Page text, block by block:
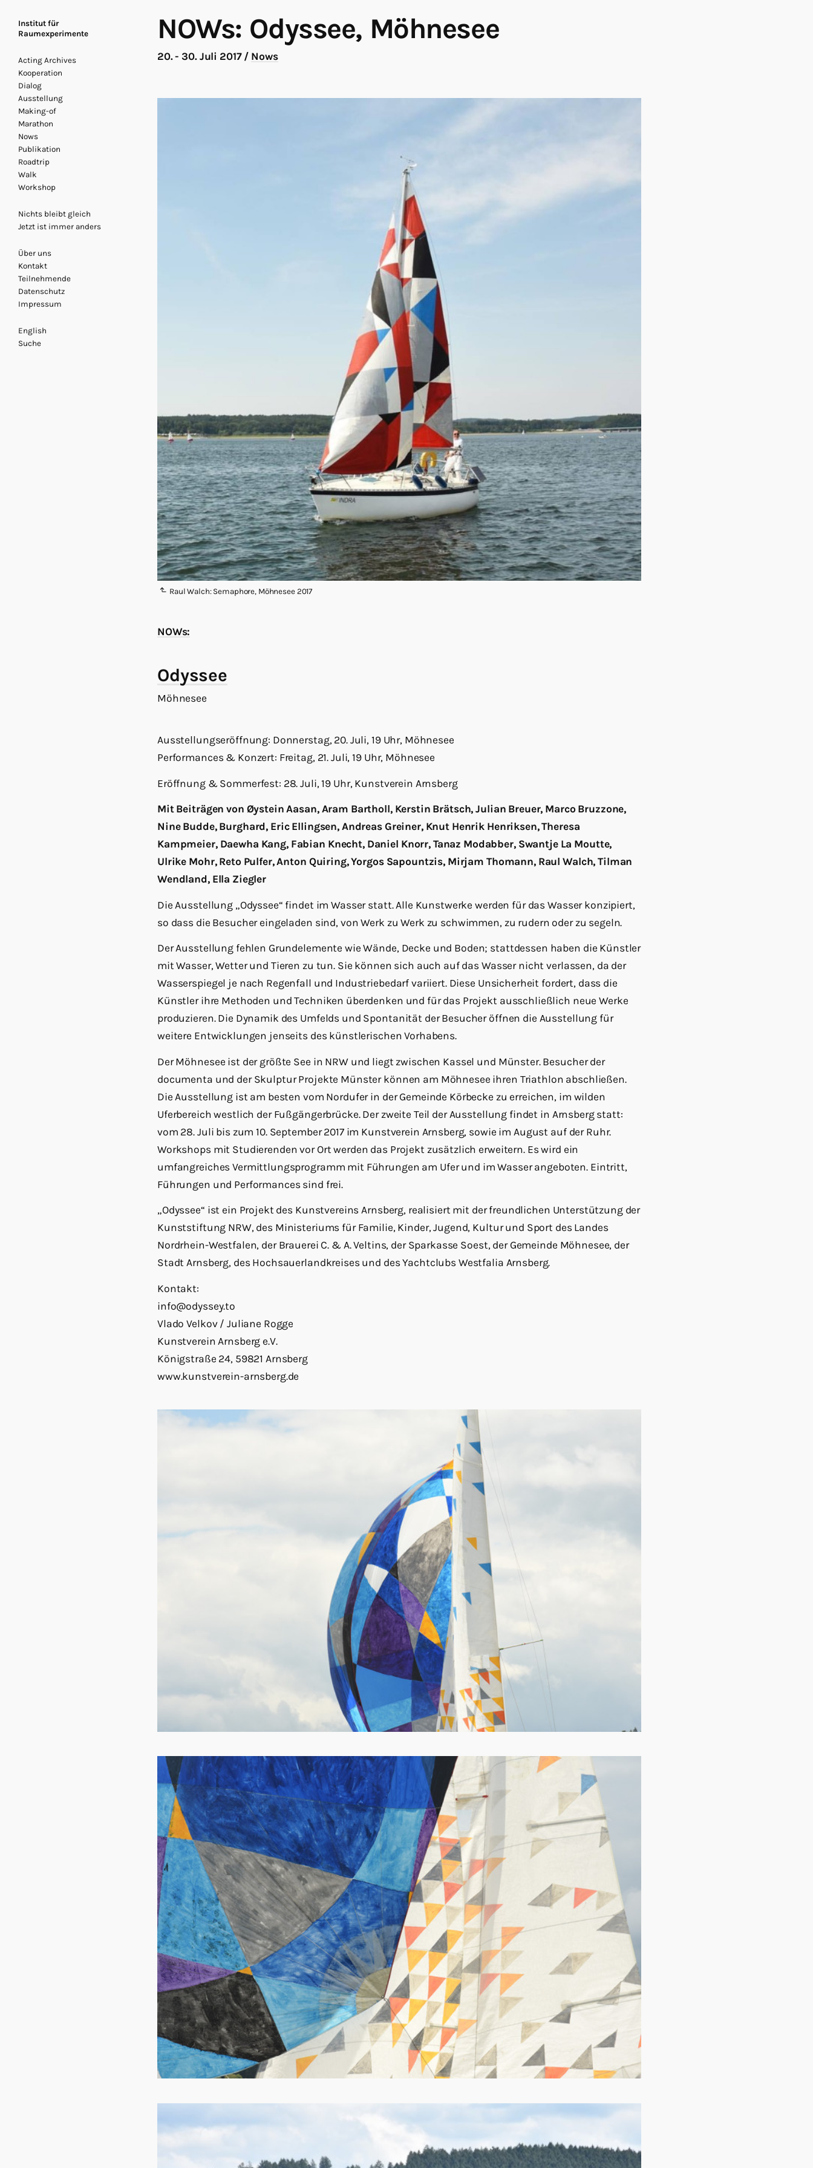
Institut für
Raumexperimente
Acting Archives
Kooperation
Dialog
Ausstellung
Making-of
Marathon
Nows
Publikation
Roadtrip
Walk
Workshop
Nichts bleibt gleich
Jetzt ist immer anders
Über uns
Kontakt
Teilnehmende
Datenschutz
Impressum
English
Suche
NOWs: Odyssee, Möhnesee
20. - 30. Juli 2017 / Nows
Raul Walch: Semaphore, Möhnesee 2017
NOWs:
Odyssee
Möhnesee
Ausstellungseröffnung: Donnerstag, 20. Juli, 19 Uhr, Möhnesee
Performances & Konzert: Freitag, 21. Juli, 19 Uhr, Möhnesee
Eröffnung & Sommerfest: 28. Juli, 19 Uhr, Kunstverein Arnsberg
Mit Beiträgen von Øystein Aasan, Aram Bartholl, Kerstin Brätsch, Julian Breuer, Marco Bruzzone,
Nine Budde, Burghard, Eric Ellingsen, Andreas Greiner, Knut Henrik Henriksen, Theresa
Kampmeier, Daewha Kang, Fabian Knecht, Daniel Knorr, Tanaz Modabber, Swantje La Moutte,
Ulrike Mohr, Reto Pulfer, Anton Quiring, Yorgos Sapountzis, Mirjam Thomann, Raul Walch, Tilman
Wendland, Ella Ziegler
Die Ausstellung „Odyssee“ findet im Wasser statt. Alle Kunstwerke werden für das Wasser konzipiert,
so dass die Besucher eingeladen sind, von Werk zu Werk zu schwimmen, zu rudern oder zu segeln.
Der Ausstellung fehlen Grundelemente wie Wände, Decke und Boden; stattdessen haben die Künstler
mit Wasser, Wetter und Tieren zu tun. Sie können sich auch auf das Wasser nicht verlassen, da der
Wasserspiegel je nach Regenfall und Industriebedarf variiert. Diese Unsicherheit fordert, dass die
Künstler ihre Methoden und Techniken überdenken und für das Projekt ausschließlich neue Werke
produzieren. Die Dynamik des Umfelds und Spontanität der Besucher öffnen die Ausstellung für
weitere Entwicklungen jenseits des künstlerischen Vorhabens.
Der Möhnesee ist der größte See in NRW und liegt zwischen Kassel und Münster. Besucher der
documenta und der Skulptur Projekte Münster können am Möhnesee ihren Triathlon abschließen.
Die Ausstellung ist am besten vom Nordufer in der Gemeinde Körbecke zu erreichen, im wilden
Uferbereich westlich der Fußgängerbrücke. Der zweite Teil der Ausstellung findet in Arnsberg statt:
vom 28. Juli bis zum 10. September 2017 im Kunstverein Arnsberg, sowie im August auf der Ruhr.
Workshops mit Studierenden vor Ort werden das Projekt zusätzlich erweitern. Es wird ein
umfangreiches Vermittlungsprogramm mit Führungen am Ufer und im Wasser angeboten. Eintritt,
Führungen und Performances sind frei.
„Odyssee“ ist ein Projekt des Kunstvereins Arnsberg, realisiert mit der freundlichen Unterstützung der
Kunststiftung NRW, des Ministeriums für Familie, Kinder, Jugend, Kultur und Sport des Landes
Nordrhein-Westfalen, der Brauerei C. & A. Veltins, der Sparkasse Soest, der Gemeinde Möhnesee, der
Stadt Arnsberg, des Hochsauerlandkreises und des Yachtclubs Westfalia Arnsberg.
Kontakt:
info@odyssey.to
Vlado Velkov / Juliane Rogge
Kunstverein Arnsberg e.V.
Königstraße 24, 59821 Arnsberg
www.kunstverein-arnsberg.de